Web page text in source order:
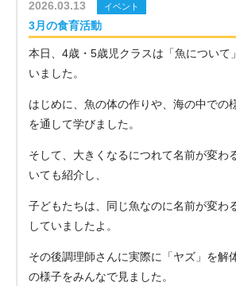
2026.03.13 イベント
3月の食育活動
本日、4歳・5歳児クラスは「魚について
いました。
はじめに、魚の体の作りや、海の中での
を通して学びました。
そして、大きくなるにつれて名前が変わ
いても紹介し、
子どもたちは、同じ魚なのに名前が変わ
していましたよ。
その後調理師さんに実際に「ヤズ」を解
の様子をみんなで見ました。